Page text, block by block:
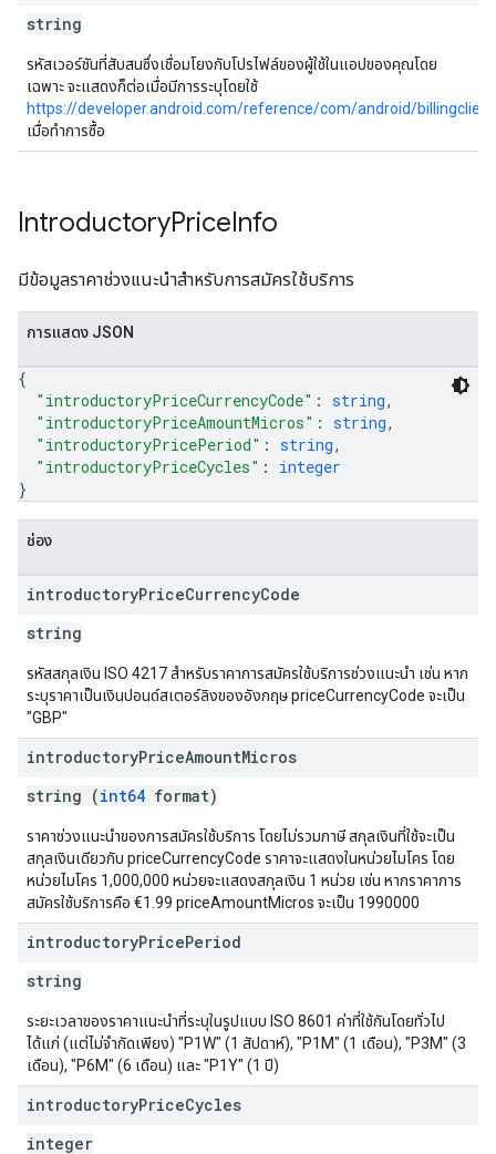
string
รหัสเวอร์ชันที่สับสนซึ่งเชื่อมโยงกับโปรไฟล์ของผู้ใช้ในแอปของคุณโดย
เฉพาะ จะแสดงก็ต่อเมื่อมีการระบุโดยใช้
https://developer.android.com/reference/com/android/
เมื่อทำการซื้อ
IntroductoryPriceInfo
มีข้อมูลราคาช่วงแนะนำสำหรับการสมัครใช้บริการ
การแสดง JSON
{
"introductoryPriceCurrencyCode" : string,
"introductoryPriceAmountMicros" : string,
"introductoryPricePeriod" : string,
"introductoryPriceCycles" : integer
}
ช่อง
introductoryPriceCurrencyCode
string
รหัสสกุลเงิน ISO 4217 สำหรับราคาการสมัครใช้บริการช่วงแนะนำ เช่น หาก
ระบุราคาเป็นเงินปอนด์สเตอร์ลิงของอังกฤษ priceCurrencyCode จะเป็น
"GBP"
introductoryPriceAmountMicros
string (int64 format)
ราคาช่วงแนะนำของการสมัครใช้บริการ โดยไม่รวมภาษี สกุลเงินที่ใช้จะเป็น
สกุลเงินเดียวกับ priceCurrencyCode ราคาจะแสดงในหน่วยไมโคร โดย
หน่วยไมโคร 1,000,000 หน่วยจะแสดงสกุลเงิน 1 หน่วย เช่น หากราคาการ
สมัครใช้บริการคือ €1.99 priceAmountMicros จะเป็น 1990000
introductoryPricePeriod
string
ระยะเวลาของราคาแนะนำที่ระบุในรูปแบบ ISO 8601 ค่าที่ใช้กันโดยทั่วไป
ได้แก่ (แต่ไม่จำกัดเพียง) "P1W" (1 สัปดาห์), "P1M" (1 เดือน), "P3M" (3
เดือน), "P6M" (6 เดือน) และ "P1Y" (1 ปี)
introductoryPriceCycles
integer